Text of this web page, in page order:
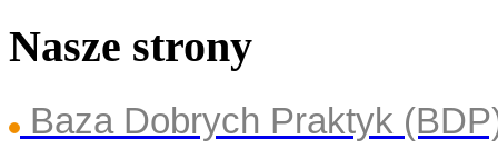
Nasze strony
Baza Dobrych Praktyk